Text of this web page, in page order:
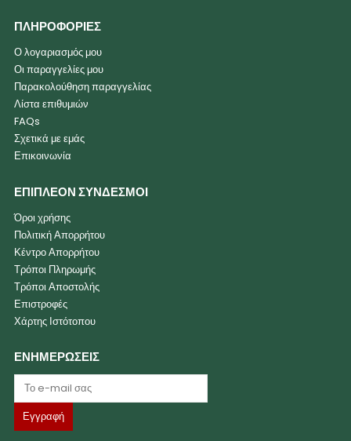
ΠΛΗΡΟΦΟΡΙΕΣ
Ο λογαριασμός μου
Οι παραγγελίες μου
Παρακολούθηση παραγγελίας
Λίστα επιθυμιών
FAQs
Σχετικά με εμάς
Επικοινωνία
ΕΠΙΠΛΕΟΝ ΣΥΝΔΕΣΜΟΙ
Όροι χρήσης
Πολιτική Απορρήτου
Κέντρο Απορρήτου
Τρόποι Πληρωμής
Τρόποι Αποστολής
Επιστροφές
Χάρτης Ιστότοπου
ΕΝΗΜΕΡΩΣΕΙΣ